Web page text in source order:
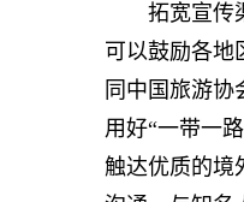
拓宽宣传渠
可以鼓励各地
同中国旅游协
用好“一带一
触达优质的境